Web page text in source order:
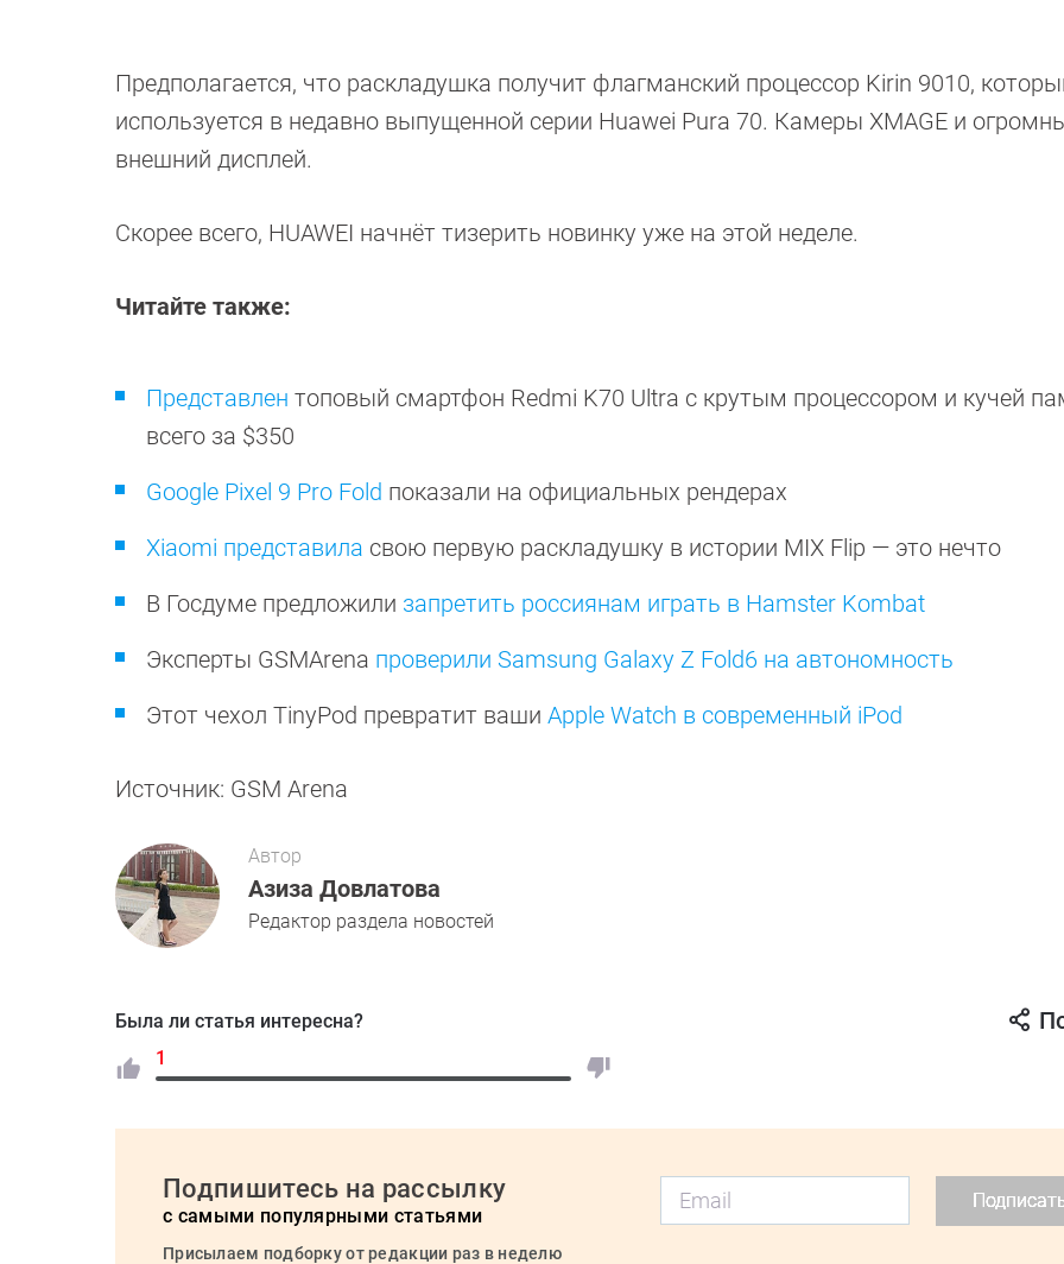
Предполагается, что раскладушка получит флагманский процессор Kirin 9010,
используется в недавно выпущенной серии Huawei Pura 70. Камеры XMAGE и
внешний дисплей.
Скорее всего, HUAWEI начнёт тизерить новинку уже на этой неделе.
Читайте также:
Представлен топовый смартфон Redmi K70 Ultra с крутым процессором и кучей
всего за $350
Google Pixel 9 Pro Fold показали на официальных рендерах
Xiaomi представила свою первую раскладушку в истории MIX Flip — это нечто
В Госдуме предложили запретить россиянам играть в Hamster Kombat
Эксперты GSMArena проверили Samsung Galaxy Z Fold6 на автономность
Этот чехол TinyPod превратит ваши Apple Watch в современный iPod
Источник: GSM Arena
Автор
Азиза Довлатова
Редактор раздела новостей
Была ли статья интересна?
1
Подпишитесь на рассылку
с самыми популярными статьями
Присылаем подборку от редакции раз в неделю